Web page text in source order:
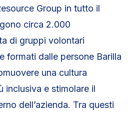
Group in tutto il
circa 2.000
di gruppi volontari
formati dalle persone Barilla
una cultura
inclusiva e stimolare il
dell’azienda. Tra questi